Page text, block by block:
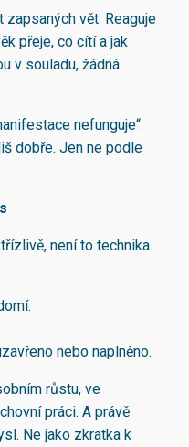
zapsaných vět. Reaguje
přeje, co cítí a jak
v souladu, žádná
nefunguje“.
dobře. Jen ne podle
není to technika.
nebo naplněno.
růstu, ve
práci. A právě
Ne jako zkratka k